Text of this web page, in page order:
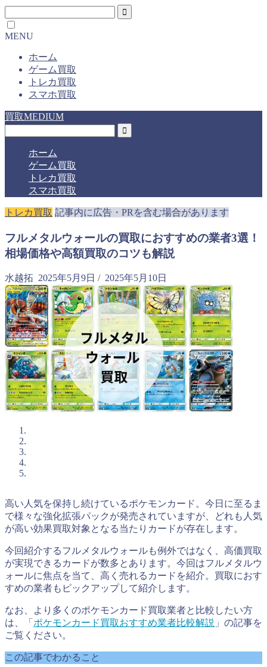
MENU
ホーム
ゲーム買取
トレカ買取
スマホ買取
買取MEDIUM
ホーム
ゲーム買取
トレカ買取
スマホ買取
トレカ買取 記事内に広告・PRを含む場合があります
フルメタルウォールの買取におすすめの業者3選！
相場価格や高額買取のコツも解説
水越拓 2025年5月9日 / 2025年5月10日
高い人気を保持し続けているポケモンカード。今日に至るま
で様々な強化拡張パックが発売されていますが、どれも人気
が高い効果買取対象となる当たりカードが存在します。
今回紹介するフルメタルウォールも例外ではなく、高価買取
が実現できるカードが数多とあります。今回はフルメタルウ
ォールに焦点を当て、高く売れるカードを紹介。買取におす
すめの業者もピックアップして紹介します。
なお、より多くのポケモンカード買取業者と比較したい方
は、「 ポケモンカード買取おすすめ業者比較解説 」の記事を
ご覧ください。
この記事でわかること